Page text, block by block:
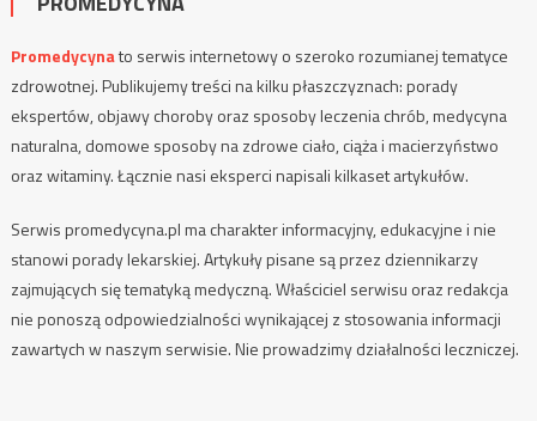
Promedycynato serwis internetowy o szeroko rozumianej tematyce
zdrowotnej. Publikujemy treści na kilku płaszczyznach: porady
ekspertów, objawy choroby oraz sposoby leczenia chrób, medycyna
naturalna, domowe sposoby na zdrowe ciało, ciąża i macierzyństwo
oraz witaminy. Łącznie nasi eksperci napisali kilkaset artykułów.
Serwis promedycyna.pl ma charakter informacyjny, edukacyjne i nie
stanowi porady lekarskiej. Artykuły pisane są przez dziennikarzy
zajmujących się tematyką medyczną. Właściciel serwisu oraz redakcja
nie ponoszą odpowiedzialności wynikającej z stosowania informacji
zawartych w naszym serwisie. Nie prowadzimy działalności leczniczej.